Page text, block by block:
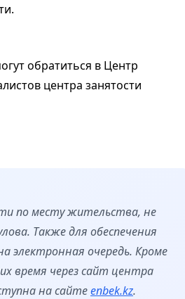
обратиться в Центр
центра занятости
по месту жительства, не
Также для обеспечения
электронная очередь. Кроме
время через сайт центра
на сайтеenbek.kz.